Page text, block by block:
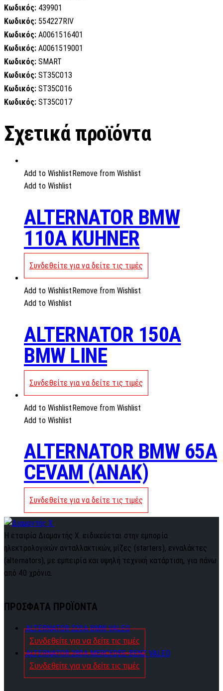
Κωδικός: 439901
Κωδικός: 554227RIV
Κωδικός: A0061516401
Κωδικός: A0061519001
Κωδικός: SMART
Κωδικός: ST35C013
Κωδικός: ST35C016
Κωδικός: ST35C017
Σχετικά προϊόντα
Add to Wishlist Remove from Wishlist
Add to Wishlist
ALTERNATOR BMW
110A KUHNER
Συνδεθείτε για να δείτε τις τιμές
Add to Wishlist Remove from Wishlist
Add to Wishlist
ALTERNATOR 150A
BMW LINE
Συνδεθείτε για να δείτε τις τιμές
Add to Wishlist Remove from Wishlist
Add to Wishlist
ALTERNATOR BMW 65A
CEVAM (ANAK)
Συνδεθείτε για να δείτε τις τιμές
Η εταιρία Διαμαντής Χ. ειδικεύεται στην εμπορία
ηλεκτρολογικών ανταλλακτικών, μίζες (starters), ενναλάκτες
(alternators), με εμπειρία και υψηλή τεχνική κατάρτιση, για πάνω
από 40 χρόνια.
ΠΡΟΣΦΑΤΑ ΠΡΟΪΟΝΤΑ
ALTERNATOR 220A BMW VALEO
Συνδεθείτε για να δείτε τις τιμές
ALTERNATOR 280A MERCEDES-BENZ VALEO
Συνδεθείτε για να δείτε τις τιμές